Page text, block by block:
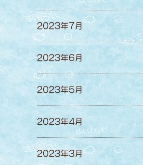
2023年7月
2023年6月
2023年5月
2023年4月
2023年3月